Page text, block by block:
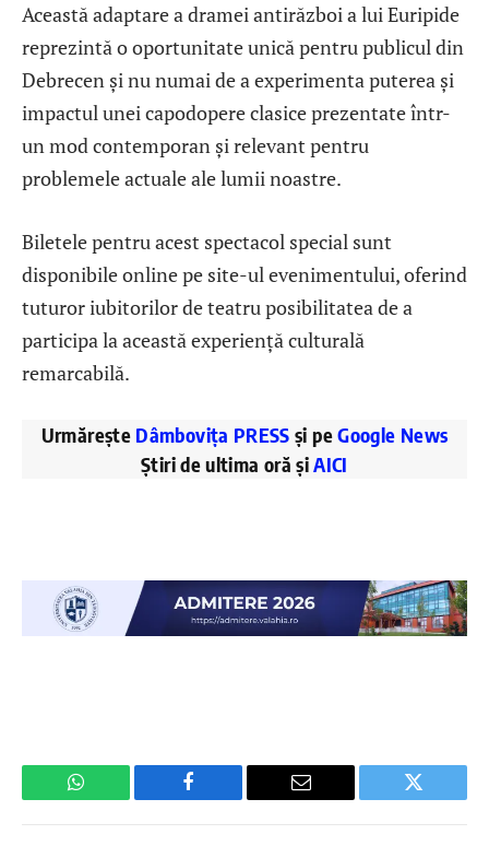
Această adaptare a dramei antirăzboi a lui Euripide
reprezintă o oportunitate unică pentru publicul din
Debrecen și nu numai de a experimenta puterea și
impactul unei capodopere clasice prezentate într-
un mod contemporan și relevant pentru
problemele actuale ale lumii noastre.
Biletele pentru acest spectacol special sunt
disponibile online pe site-ul evenimentului, oferind
tuturor iubitorilor de teatru posibilitatea de a
participa la această experiență culturală
remarcabilă.
Urmărește Dâmbovița PRESS și peGoogle News
Știri de ultima oră șiAICI
WhatsApp Facebook Email Twitter